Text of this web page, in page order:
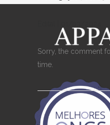
Sorry, the comment
time.